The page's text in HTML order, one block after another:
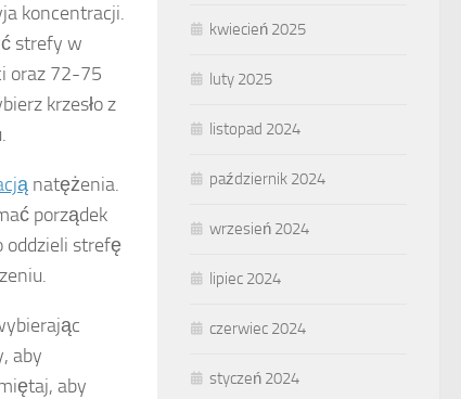
koncentracji.
strefy w
oraz 72-75
krzesło z
natężenia.
porządek
oddzieli strefę
aby
aby
kwiecień 2025
luty 2025
listopad 2024
październik 2024
wrzesień 2024
lipiec 2024
czerwiec 2024
styczeń 2024